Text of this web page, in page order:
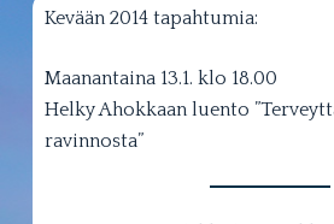
n Kevään 2014 tapahtumia:
Maanantaina 13.1. klo 18.00
Helky Ahokkaan luento
ravinnosta”